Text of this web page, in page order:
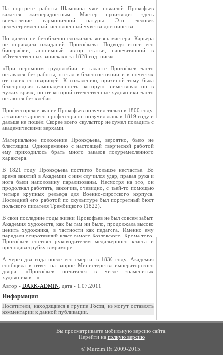
На портрете работы Шамшина уже пожилой Прокофьев
кажется жизнерадостным. Мастер производит здесь
впечатление гармоничной натуры. Это человек
целеустремлённый, исполненный чувства достоинства.
Но далеко не безоблачно сложилась жизнь мастера. Карьера
не оправдала ожиданий Прокофьева. Подводя итоги его
биографии, анонимный автор статьи, напечатанной в
«Отечественных записках» за 1828 год, писал:
«При огромном трудолюбии и таланте Прокофьев часто
оставался без работы, отстал в благосостоянии и в почестях
от своих сотоварищей. К сожалению, причиной тому была
благородная самонадеянность, которую заимствовал он в
чужих краях, но от которой отечественные художники часто
остаются без хлеба».
Профессорское звание Прокофьев получил только в 1800 году,
а звание старшего профессора он получил лишь в 1819 году и
дальше не пошёл. Скорее всего скульптор не сумел поладить с
академическими верхами.
Материальное положение Прокофьева, вероятно, было не
блестящим. Одновременно с настоящей творческой работой
ему приходилось брать много заказов полуремесленного
характера.
В 1821 году Прокофьева постигло большое несчастье. Во
время занятий в Академии с ним случился удар, правая рука и
нога были наполовину парализованы. Несмотря на это, он
продолжал работать, закончив, очевидно, с чьей-то помощью
четыре крупных рельефа для Военно-сиротского корпуса.
Последней его работой по скульптуре был портретный бюст
польского писателя Трембицкого (1822).
В свои последние годы жизни Прокофьев не был совсем забыт.
Академия художеств, как бы там ни было, продолжала высоко
ценить художника, в частности как педагога. Именно ему
передали осиротевший класс самого Козловского. Кроме того,
Прокофьев состоял руководителем медальерного класса и
преподавал рубку в мраморе.
А через два года после его смерти, в 1830 году, Академия
сообщила в ответ на запрос Министерства императорского
двора: «Прокофьев почитался в числе знаменитых
художников…»
Автор - DARK-ADMIN , дата - 1.07.2011
Информация
Посетители, находящиеся в группе Гости, не могут оставлять
комментарии к данной публикации.
Вы просматриваете мобильную версию сайта.
Перейти на полную версию
© Murzim.Ru 2009-2015.